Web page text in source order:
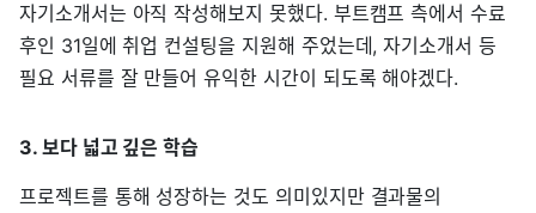
자기소개서는 아직 작성해보지 못했다. 부트캠프 측에서 수료
후인 31일에 취업 컨설팅을 지원해 주었는데, 자기소개서 등
필요 서류를 잘 만들어 유익한 시간이 되도록 해야겠다.
3. 보다 넓고 깊은 학습
프로젝트를 통해 성장하는 것도 의미있지만 결과물의